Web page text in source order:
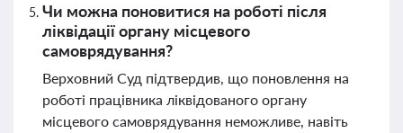
Чи можна поновитися на роботі після
ліквідації органу місцевого
самоврядування?
Верховний Суд підтвердив, що поновлення на
роботі працівника ліквідованого органу
місцевого самоврядування неможливе, навіть